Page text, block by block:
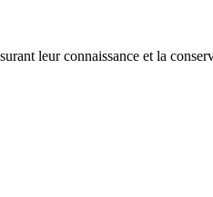
leur connaissance et la